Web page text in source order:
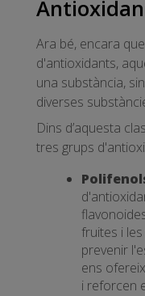
Ara bé, encara
d'antioxidants,
una substància,
diverses
Dins d’aquesta
tres grups
fruites i
prevenir
ens
i reforcen